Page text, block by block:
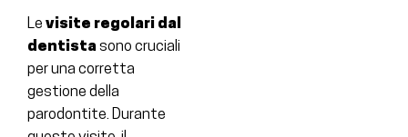
Le visite regolari dal
dentistasono cruciali
per una corretta
gestione della
parodontite. Durante